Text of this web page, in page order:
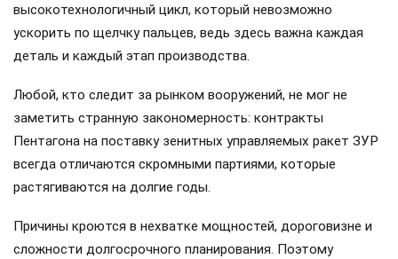
высокотехнологичный цикл, который невозможно
ускорить по щелчку пальцев, ведь здесь важна каждая
деталь и каждый этап производства.
Любой, кто следит за рынком вооружений, не мог не
заметить странную закономерность: контракты
Пентагона на поставку зенитных управляемых ракет ЗУР
всегда отличаются скромными партиями, которые
растягиваются на долгие годы.
Причины кроются в нехватке мощностей, дороговизне и
сложности долгосрочного планирования. Поэтому